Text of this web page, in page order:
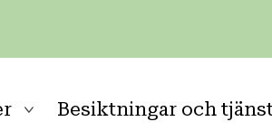
Besiktningar och